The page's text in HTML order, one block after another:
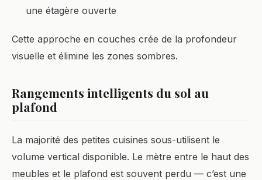
une étagère ouverte
Cette approche en couches crée de la profondeur
visuelle et élimine les zones sombres.
Rangements intelligents du sol au
plafond
La majorité des petites cuisines sous-utilisent le
volume vertical disponible. Le mètre entre le haut des
meubles et le plafond est souvent perdu — c’est une